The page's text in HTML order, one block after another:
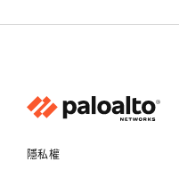
隱私權